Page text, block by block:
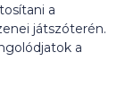
a
játszóterén.
a